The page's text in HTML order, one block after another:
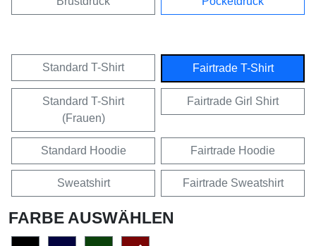
Standard T-Shirt Fairtrade T-Shirt
Standard T-Shirt
(Frauen)
Fairtrade Girl Shirt
Standard Hoodie Fairtrade Hoodie
Sweatshirt Fairtrade Sweatshirt
FARBE AUSWÄHLEN